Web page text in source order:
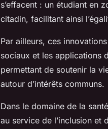
s’effacent : un étudiant en
citadin, facilitant ainsi
Par ailleurs, ces
sociaux et les applications
permettant de soutenir la
autour d’intérêts communs.
Dans le domaine de la
au service de l’inclusion et